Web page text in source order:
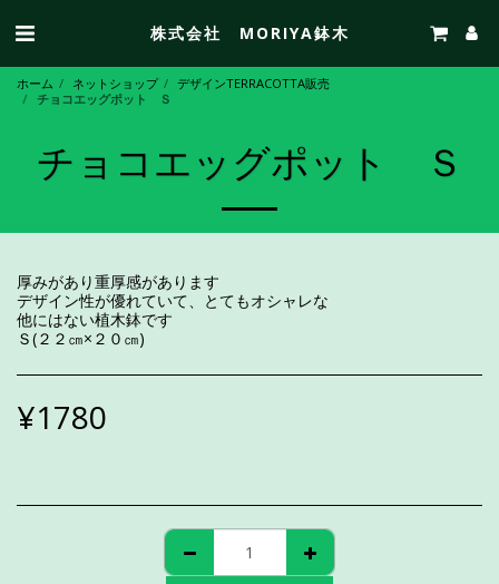
株式会社 MORIYA鉢木
ホーム ネットショップ
デザインTERRACOTTA販売
チョコエッグポット Ｓ
チョコエッグポット Ｓ
厚みがあり重厚感があります
デザイン性が優れていて、とてもオシャレな
他にはない植木鉢です
Ｓ(２２㎝×２０㎝)
¥1780